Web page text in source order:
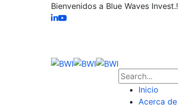
Bienvenidos a Blue Waves Invest.!
Inicio
Acerca de